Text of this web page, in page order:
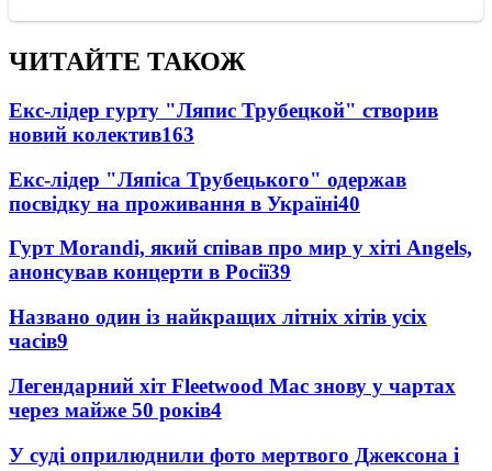
ЧИТАЙТЕ ТАКОЖ
Екс-лідер гурту "Ляпис Трубецкой" створив
новий колектив163
Екс-лідер "Ляпіса Трубецького" одержав
посвідку на проживання в Україні40
Гурт Morandi, який співав про мир у хіті Angels,
анонсував концерти в Росії39
Названо один із найкращих літніх хітів усіх
часів9
Легендарний хіт Fleetwood Mac знову у чартах
через майже 50 років4
У суді оприлюднили фото мертвого Джексона і